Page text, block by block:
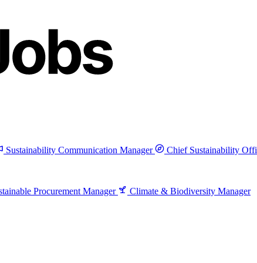
Sustainability Communication Manager
Chief Sustainability
Procurement Manager
Climate & Biodiversity Manager